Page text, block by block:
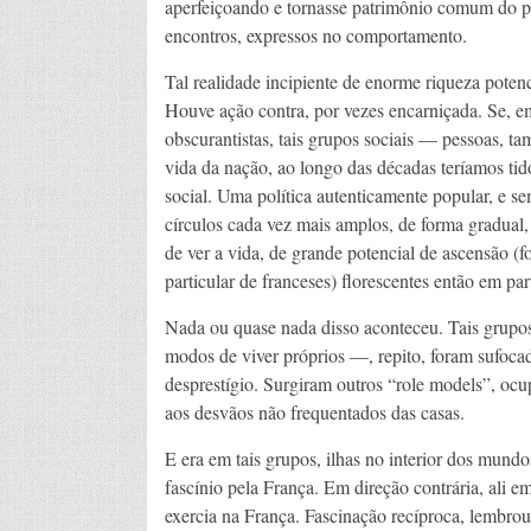
aperfeiçoando e tornasse patrimônio comum do
encontros, expressos no comportamento.
Tal realidade incipiente de enorme riqueza
Houve ação contra, por vezes encarniçada. Se,
obscurantistas, tais grupos sociais — pessoas,
vida da nação, ao longo das décadas teríamos
social. Uma política autenticamente popular, e
círculos cada vez mais amplos, de forma
de ver a vida, de grande potencial de ascensão
particular de franceses) florescentes então em
Nada ou quase nada disso aconteceu. Tais
modos de viver próprios —, repito, foram
desprestígio. Surgiram outros “role models”,
aos desvãos não frequentados das casas.
E era em tais grupos, ilhas no interior dos
fascínio pela França. Em direção contrária, ali
exercia na França. Fascinação recíproca,